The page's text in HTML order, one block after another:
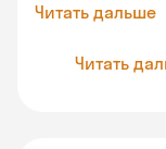
Читать дальше
Читать